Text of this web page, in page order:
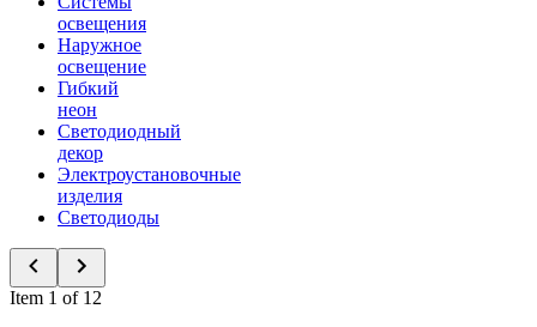
освещения
Наружное
освещение
Гибкий
неон
Светодиодный
декор
Электроустановочные
изделия
Светодиоды
Item 1 of 12